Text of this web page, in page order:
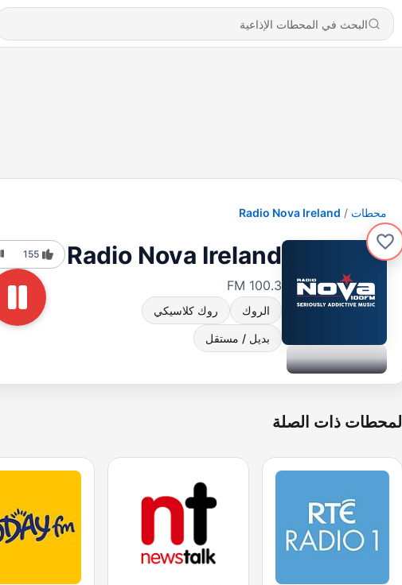
محطات Radio Nova Ireland
Radio Nova Ireland
100.3 FM
الروك روك كلاسيكي
بديل / مستقل
155
المحطات ذات الصلة